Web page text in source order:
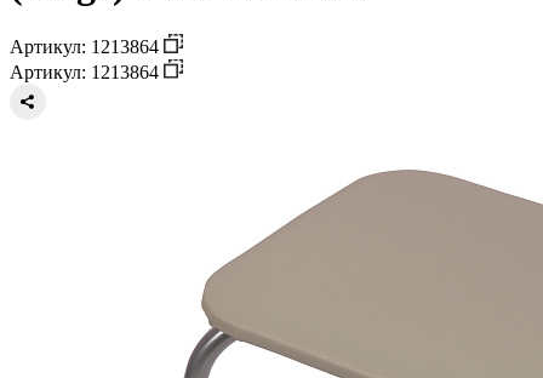
Артикул: 1213864
Артикул: 1213864